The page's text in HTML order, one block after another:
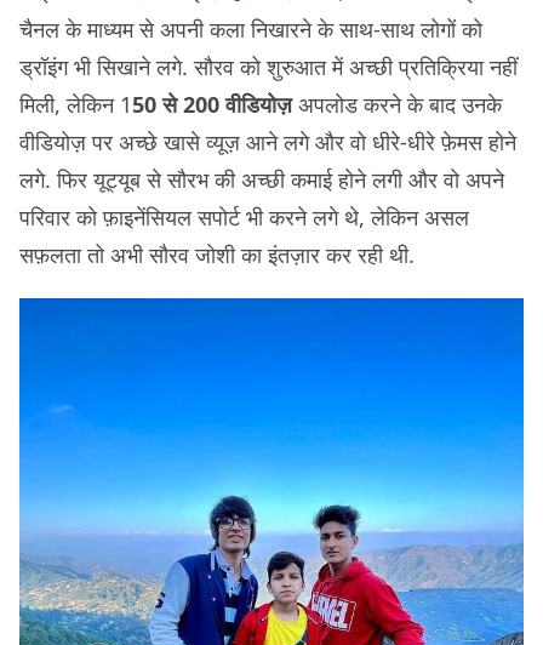
चैनल के माध्यम से अपनी कला निखारने के साथ-साथ लोगों को
ड्रॉइंग भी सिखाने लगे. सौरव को शुरुआत में अच्छी प्रतिक्रिया नहीं
मिली, लेकिन 150 से 200 वीडियोज़अपलोड करने के बाद उनके
वीडियोज़ पर अच्छे खासे व्यूज़ आने लगे और वो धीरे-धीरे फ़ेमस होने
लगे. फिर यूट्यूब से सौरभ की अच्छी कमाई होने लगी और वो अपने
परिवार को फ़ाइनेंसियल सपोर्ट भी करने लगे थे, लेकिन असल
सफ़लता तो अभी सौरव जोशी का इंतज़ार कर रही थी.